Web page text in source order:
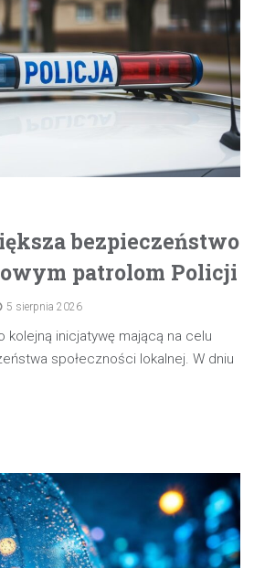
bezpieczeństwo
patrolom Policji
5 sierpnia 2026
kolejną inicjatywę mającą na celu
społeczności lokalnej. W dniu